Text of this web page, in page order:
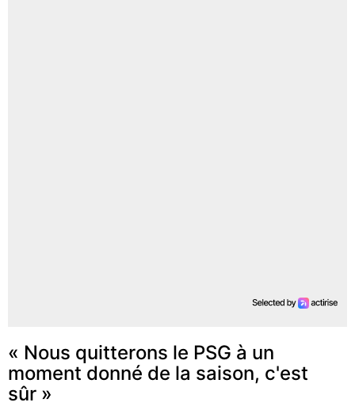
« Nous quitterons le PSG à un
moment donné de la saison, c'est
sûr »